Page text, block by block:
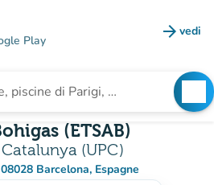
Play arrow_forward vedi
(ETSAB)
(UPC)
Barcelona, Espagne
in Google Maps)
scheda)